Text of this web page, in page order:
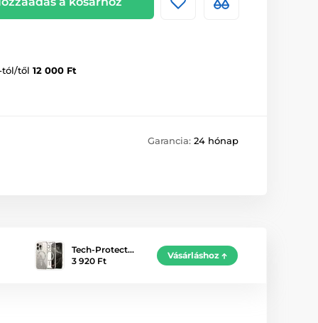
től 12 000 Ft
Garancia: 24 hónap
Tech-Protect…
3 920 Ft
Vásárláshoz